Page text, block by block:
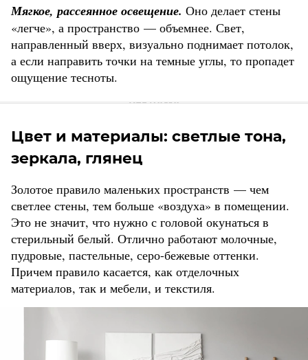
Мягкое, рассеянное освещение. Оно делает стены
«легче», а пространство — объемнее. Свет,
направленный вверх, визуально поднимает потолок,
а если направить точки на темные углы, то пропадет
ощущение тесноты.
Цвет и материалы: светлые тона,
зеркала, глянец
Золотое правило маленьких пространств — чем
светлее стены, тем больше «воздуха» в помещении.
Это не значит, что нужно с головой окунаться в
стерильный белый. Отлично работают молочные,
пудровые, пастельные, серо-бежевые оттенки.
Причем правило касается, как отделочных
материалов, так и мебели, и текстиля.